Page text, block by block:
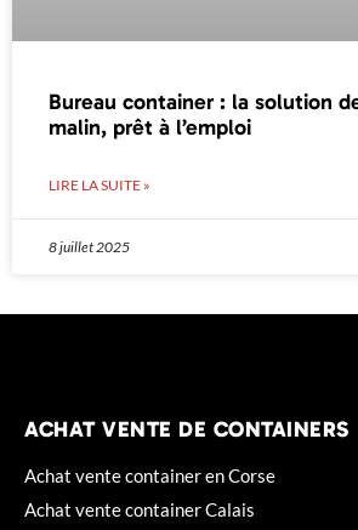
Bureau container : la solution
malin, prêt à l’emploi
LIRE LA SUITE »
8 juillet 2025
ACHAT VENTE DE CONTAINERS
Achat vente container en Corse
Achat vente container Calais